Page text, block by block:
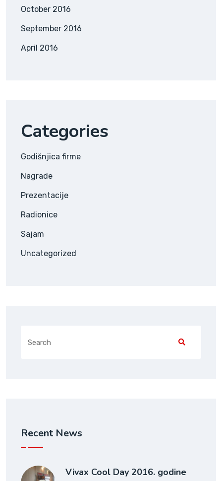
October 2016
September 2016
April 2016
Categories
Godišnjica firme
Nagrade
Prezentacije
Radionice
Sajam
Uncategorized
Recent News
Vivax Cool Day 2016. godine